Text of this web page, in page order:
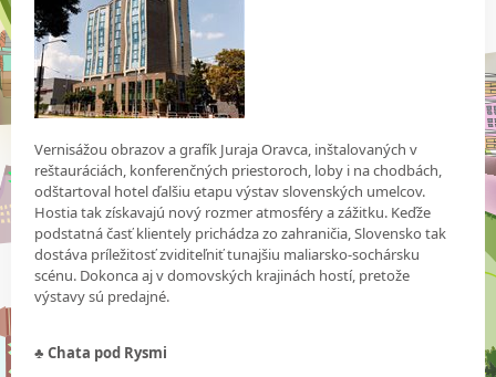
Vernisážou obrazov a grafík Juraja Oravca, inštalovaných v
reštauráciách, konferenčných priestoroch, loby i na chodbách,
odštartoval hotel ďalšiu etapu výstav slovenských umelcov.
Hostia tak získavajú nový rozmer atmosféry a zážitku. Keďže
podstatná časť klientely prichádza zo zahraničia, Slovensko tak
dostáva príležitosť zviditeľniť tunajšiu maliarsko-sochársku
scénu. Dokonca aj v domovských krajinách hostí, pretože
výstavy sú predajné.
♣ Chata pod Rysmi